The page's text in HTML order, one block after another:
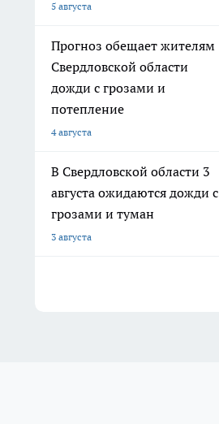
5 августа
Прогноз обещает жителям
Свердловской области
дожди с грозами и
потепление
4 августа
В Свердловской области 3
августа ожидаются дожди с
грозами и туман
3 августа